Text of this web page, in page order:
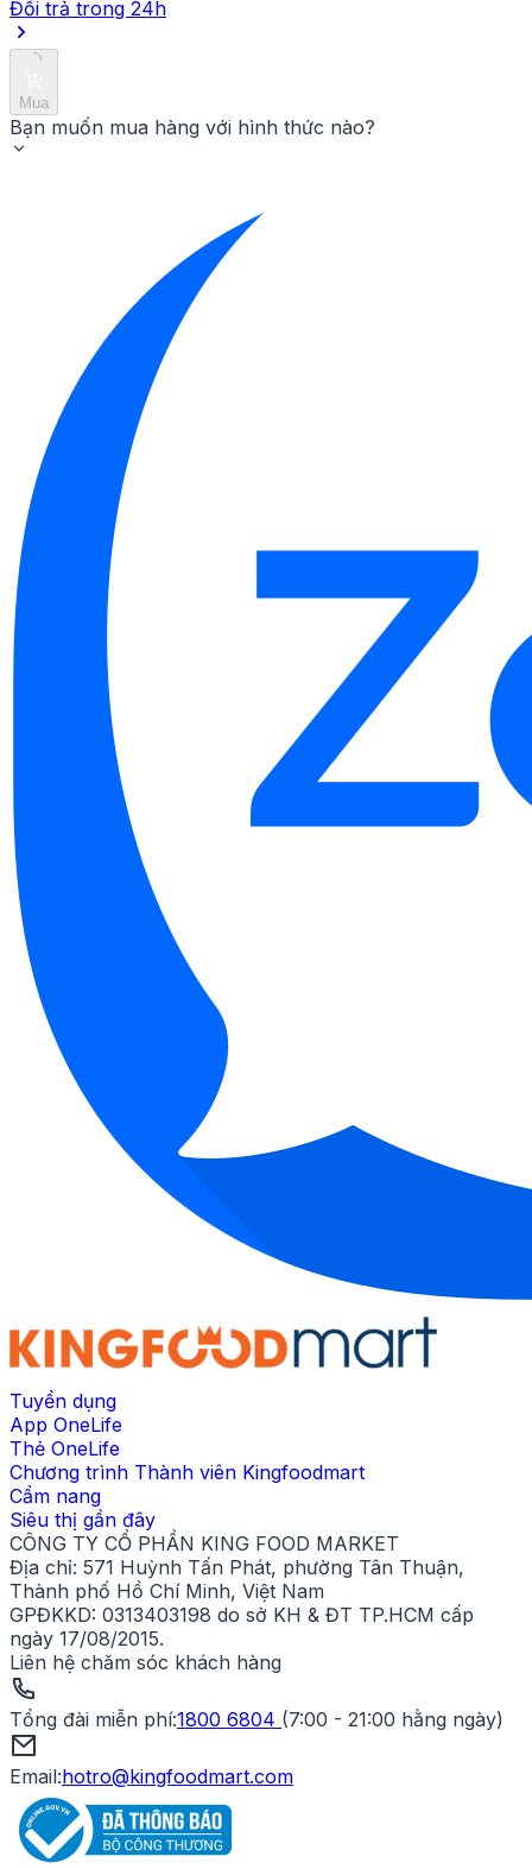
Đổi trả trong 24h
Mua
Bạn muốn mua hàng với hình thức nào?
Tuyển dụng
App OneLife
Thẻ OneLife
Chương trình Thành viên Kingfoodmart
Cẩm nang
Siêu thị gần đây
CÔNG TY CỔ PHẦN KING FOOD MARKET
Địa chỉ: 571 Huỳnh Tấn Phát, phường Tân Thuận,
Thành phố Hồ Chí Minh, Việt Nam
GPĐKKD: 0313403198 do sở KH & ĐT TP.HCM cấp
ngày 17/08/2015.
Liên hệ chăm sóc khách hàng
Tổng đài miễn phí:1800 6804 (7:00 - 21:00 hằng ngày)
Email:hotro@kingfoodmart.com